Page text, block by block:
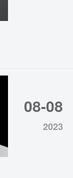
08-08
2023